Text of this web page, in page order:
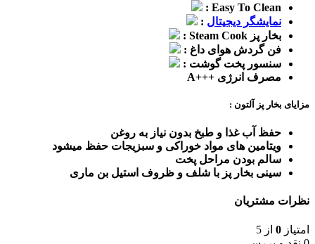
Easy To Clean :
نمایشگر دیجیتال :
بخار پز Steam Cook :
فن گردش هوای داغ :
سنسور پخت گوشت :
مصرف انرژی +++A
مزایای بخار پز آلتون :
حفظ آب غذا و طبخ بدون نیاز به روغن
ویتامین های مواد خوراکی و سبزیجات حفظ میشود
سالم بودن مراحل پخت
سینی بخار پز با شلف و ظروف استیل بن ماری
نظرات مشتریان
امتیاز 0 از 5